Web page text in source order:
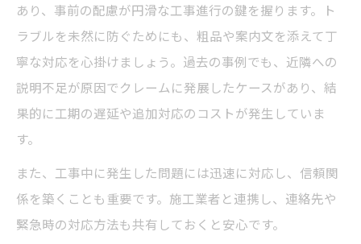
クラック処理時に失敗しないサイディング
塗装法
サイディング塗装での養生作業と安全対策
の基本
下塗り作業時に守りたいサイディング塗装
助成金制度の活用で外壁塗装をお得に
サイディング塗装に利用できる各種助成金
制度とは
あり、事前の配慮が円滑な工事進行の鍵を握ります。ト
ラブルを未然に防ぐためにも、粗品や案内文を添えて丁
寧な対応を心掛けましょう。過去の事例でも、近隣への
説明不足が原因でクレームに発展したケースがあり、結
果的に工期の遅延や追加対応のコストが発生していま
す。
また、工事中に発生した問題には迅速に対応し、信頼関
係を築くことも重要です。施工業者と連携し、連絡先や
緊急時の対応方法も共有しておくと安心です。